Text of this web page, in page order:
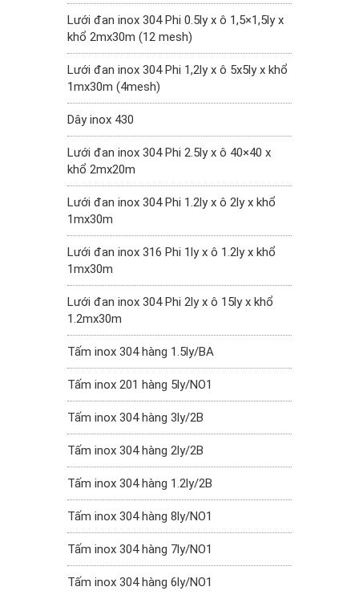
Lưới đan inox 304 Phi 0.5ly x ô 1,5×1,5ly x
khổ 2mx30m (12 mesh)
Lưới đan inox 304 Phi 1,2ly x ô 5x5ly x khổ
1mx30m (4mesh)
Dây inox 430
Lưới đan inox 304 Phi 2.5ly x ô 40×40 x
khổ 2mx20m
Lưới đan inox 304 Phi 1.2ly x ô 2ly x khổ
1mx30m
Lưới đan inox 316 Phi 1ly x ô 1.2ly x khổ
1mx30m
Lưới đan inox 304 Phi 2ly x ô 15ly x khổ
1.2mx30m
Tấm inox 304 hàng 1.5ly/BA
Tấm inox 201 hàng 5ly/NO1
Tấm inox 304 hàng 3ly/2B
Tấm inox 304 hàng 2ly/2B
Tấm inox 304 hàng 1.2ly/2B
Tấm inox 304 hàng 8ly/NO1
Tấm inox 304 hàng 7ly/NO1
Tấm inox 304 hàng 6ly/NO1